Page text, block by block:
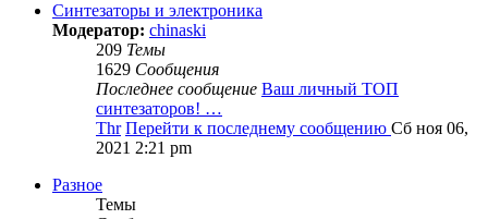
Синтезаторы и электроника
Модератор: chinaski
209 Темы
1629 Сообщения
Последнее сообщение Ваш личный ТОП
синтезаторов! …
Thr Перейти к последнему сообщению Сб ноя 06,
2021 2:21 pm
Разное
Темы